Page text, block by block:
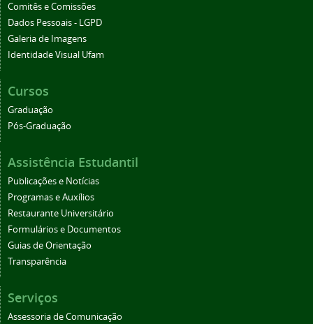
Comitês e Comissões
Dados Pessoais - LGPD
Galeria de Imagens
Identidade Visual Ufam
Cursos
Graduação
Pós-Graduação
Assistência Estudantil
Publicações e Notícias
Programas e Auxílios
Restaurante Universitário
Formulários e Documentos
Guias de Orientação
Transparência
Serviços
Assessoria de Comunicação